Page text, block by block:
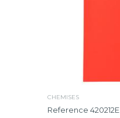
CHEMISES
Reference 420212E